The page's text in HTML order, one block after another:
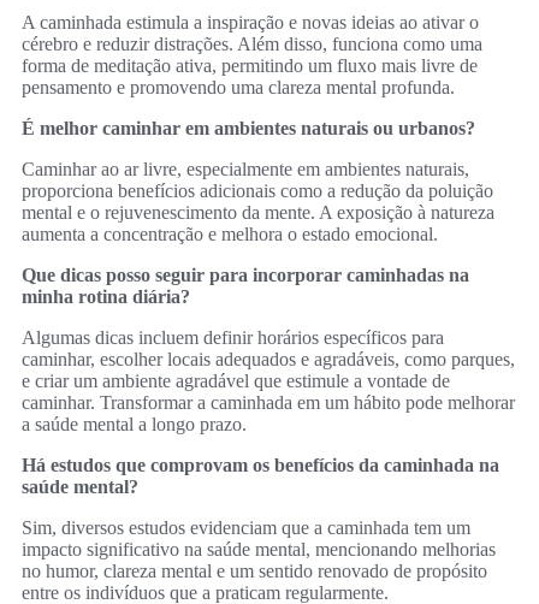
A caminhada estimula a inspiração e novas ideias ao ativar o
cérebro e reduzir distrações. Além disso, funciona como uma
forma de meditação ativa, permitindo um fluxo mais livre de
pensamento e promovendo uma clareza mental profunda.
É melhor caminhar em ambientes naturais ou urbanos?
Caminhar ao ar livre, especialmente em ambientes naturais,
proporciona benefícios adicionais como a redução da poluição
mental e o rejuvenescimento da mente. A exposição à natureza
aumenta a concentração e melhora o estado emocional.
Que dicas posso seguir para incorporar caminhadas na
minha rotina diária?
Algumas dicas incluem definir horários específicos para
caminhar, escolher locais adequados e agradáveis, como parques,
e criar um ambiente agradável que estimule a vontade de
caminhar. Transformar a caminhada em um hábito pode melhorar
a saúde mental a longo prazo.
Há estudos que comprovam os benefícios da caminhada na
saúde mental?
Sim, diversos estudos evidenciam que a caminhada tem um
impacto significativo na saúde mental, mencionando melhorias
no humor, clareza mental e um sentido renovado de propósito
entre os indivíduos que a praticam regularmente.